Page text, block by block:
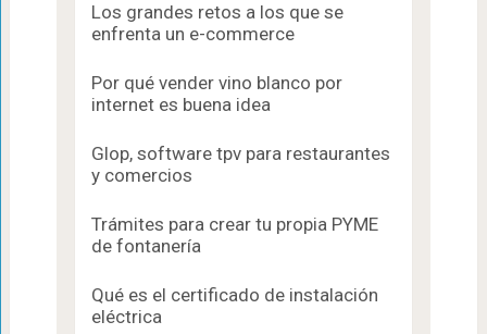
Los grandes retos a los que se
enfrenta un e-commerce
Por qué vender vino blanco por
internet es buena idea
Glop, software tpv para restaurantes
y comercios
Trámites para crear tu propia PYME
de fontanería
Qué es el certificado de instalación
eléctrica